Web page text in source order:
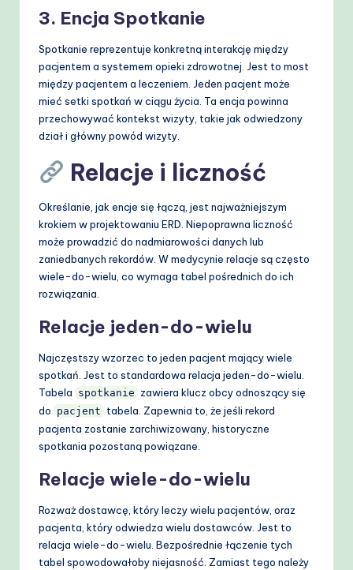
3. Encja Spotkanie
Spotkanie reprezentuje konkretną interakcję między
pacjentem a systemem opieki zdrowotnej. Jest to most
między pacjentem a leczeniem. Jeden pacjent może
mieć setki spotkań w ciągu życia. Ta encja powinna
przechowywać kontekst wizyty, takie jak odwiedzony
dział i główny powód wizyty.
Relacje i liczność
Określanie, jak encje się łączą, jest najważniejszym
krokiem w projektowaniu ERD. Niepoprawna liczność
może prowadzić do nadmiarowości danych lub
zaniedbanych rekordów. W medycynie relacje są często
wiele-do-wielu, co wymaga tabel pośrednich do ich
rozwiązania.
Relacje jeden-do-wielu
Najczęstszy wzorzec to jeden pacjent mający wiele
spotkań. Jest to standardowa relacja jeden-do-wielu.
Tabela spotkanie zawiera klucz obcy odnoszący się
do pacjent tabela. Zapewnia to, że jeśli rekord
pacjenta zostanie zarchiwizowany, historyczne
spotkania pozostaną powiązane.
Relacje wiele-do-wielu
Rozważ dostawcę, który leczy wielu pacjentów, oraz
pacjenta, który odwiedza wielu dostawców. Jest to
relacja wiele-do-wielu. Bezpośrednie łączenie tych
tabel spowodowałoby niejasność. Zamiast tego należy